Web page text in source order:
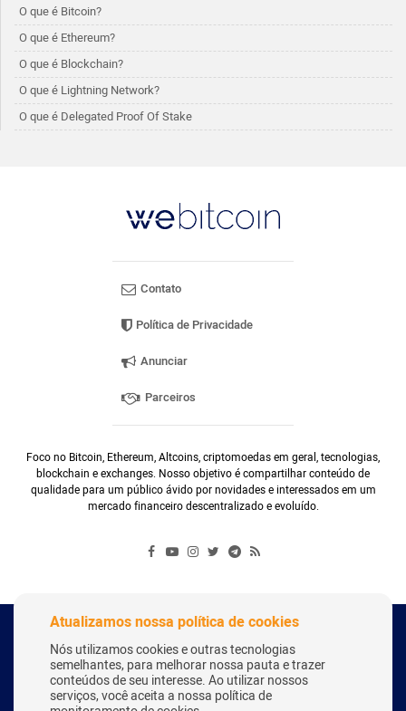
O que é Bitcoin?
O que é Ethereum?
O que é Blockchain?
O que é Lightning Network?
O que é Delegated Proof Of Stake
Contato
Política de Privacidade
Anunciar
Parceiros
Foco no Bitcoin, Ethereum, Altcoins, criptomoedas em geral, tecnologias,
blockchain e exchanges. Nosso objetivo é compartilhar conteúdo de
qualidade para um público ávido por novidades e interessados em um
mercado financeiro descentralizado e evoluído.
Copyright Webitcoin 2018 - Todos os Direitos Reservados
Desenvolvido por: Herick Correa
Atualizamos nossa política de cookies
Nós utilizamos cookies e outras tecnologias
semelhantes, para melhorar nossa pauta e trazer
conteúdos de seu interesse. Ao utilizar nossos
serviços, você aceita a nossa política de